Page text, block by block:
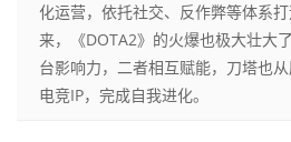
化运营，依托社交、反作弊等体系
来，《DOTA2》的火爆也极大壮大
台影响力，二者相互赋能，刀塔也
电竞IP，完成自我进化。